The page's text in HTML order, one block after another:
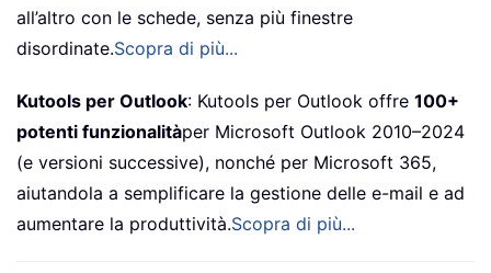
all’altro con le schede, senza più finestre
disordinate.Scopra di più...
Kutools per Outlook: Kutools per Outlook offre 100+
potenti funzionalitàper Microsoft Outlook 2010–2024
(e versioni successive), nonché per Microsoft 365,
aiutandola a semplificare la gestione delle e-mail e ad
aumentare la produttività.Scopra di più...